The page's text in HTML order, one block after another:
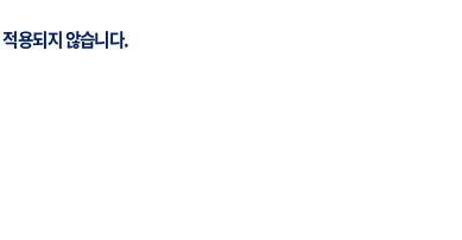
적용되지않습니다.